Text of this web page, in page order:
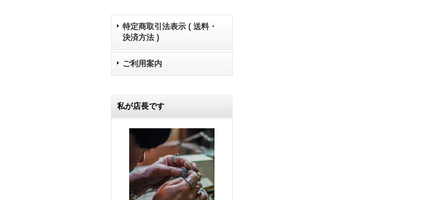
特定商取引法表示 ( 送料・
決済方法 )
ご利用案内
私が店長です